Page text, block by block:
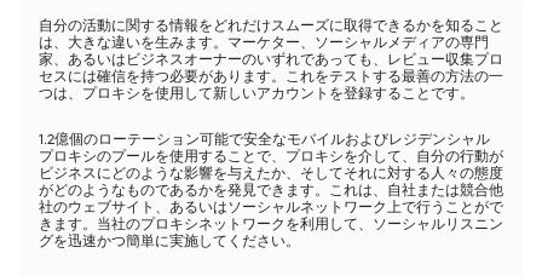
自分の活動に関する情報をどれだけスムーズに取得できるかを知ること
は、大きな違いを生みます。マーケター、ソーシャルメディアの専門
家、あるいはビジネスオーナーのいずれであっても、レビュー収集プロ
セスには確信を持つ必要があります。これをテストする最善の方法の一
つは、プロキシを使用して新しいアカウントを登録することです。
1.2億個のローテーション可能で安全なモバイルおよびレジデンシャル
プロキシのプールを使用することで、プロキシを介して、自分の行動が
ビジネスにどのような影響を与えたか、そしてそれに対する人々の態度
がどのようなものであるかを発見できます。これは、自社または競合他
社のウェブサイト、あるいはソーシャルネットワーク上で行うことがで
きます。当社のプロキシネットワークを利用して、ソーシャルリスニン
グを迅速かつ簡単に実施してください。